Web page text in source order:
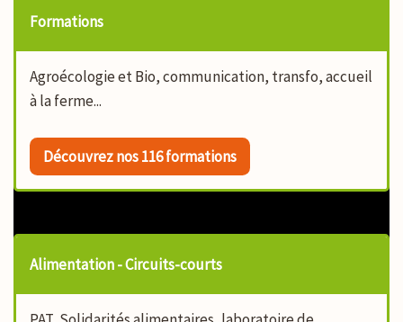
Formations
Agroécologie et Bio, communication, transfo, accueil
à la ferme...
Découvrez nos 116 formations
Alimentation - Circuits-courts